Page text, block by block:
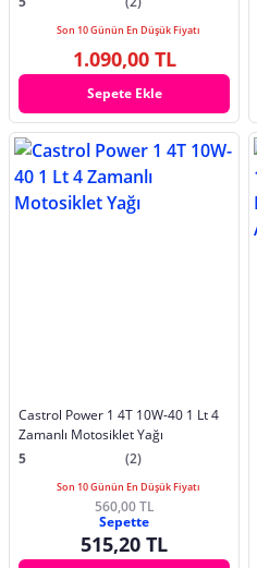
Son 10 Günün En Düşük Fiyatı
1.090,00 TL
Sepete Ekle
Castrol Power 1 4T 10W-40 1 Lt 4
Zamanlı Motosiklet Yağı
5
(2)
Son 10 Günün En Düşük Fiyatı
560,00 TL
Sepette
515,20 TL